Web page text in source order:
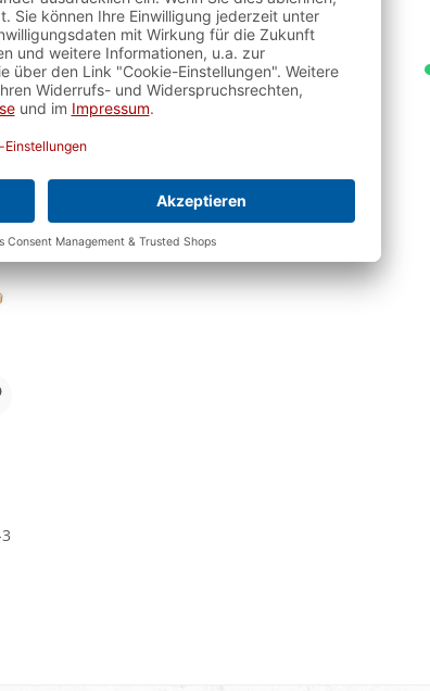
Variante
Artikelnummer:3281
sofort verfügbar - Lieferzeit ca. 2-3
Werktage